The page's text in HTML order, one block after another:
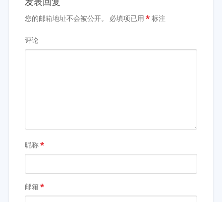
您的邮箱地址不会被公开。 必填项已用 * 标注
评论
昵称*
邮箱 *